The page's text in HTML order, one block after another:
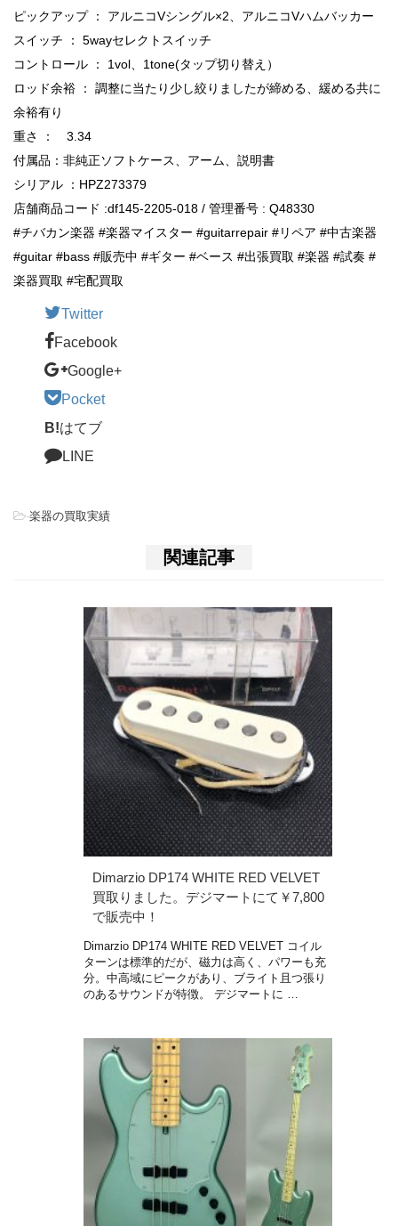
ピックアップ ： アルニコVシングル×2、アルニコVハムバッカー
スイッチ ： 5wayセレクトスイッチ
コントロール ： 1vol、1tone(タップ切り替え）
ロッド余裕 ： 調整に当たり少し絞りましたが締める、緩める共に
余裕有り
重さ ： 3.34
付属品：非純正ソフトケース、アーム、説明書
シリアル ：HPZ273379
店舗商品コード :df145-2205-018 / 管理番号 : Q48330
#チバカン楽器 #楽器マイスター #guitarrepair #リペア #中古楽器
#guitar #bass #販売中 #ギター #ベース #出張買取 #楽器 #試奏 #
楽器買取 #宅配買取
Twitter
Facebook
Google+
Pocket
B!はてブ
LINE
-楽器の買取実績
関連記事
Dimarzio DP174 WHITE RED VELVET
買取りました。デジマートにて￥7,800
で販売中！
Dimarzio DP174 WHITE RED VELVET コイル
ターンは標準的だが、磁力は高く、パワーも充
分。中高域にピークがあり、ブライト且つ張り
のあるサウンドが特徴。 デジマートに …